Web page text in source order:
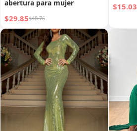
abertura para mujer
$29.85$48.76
$15.03